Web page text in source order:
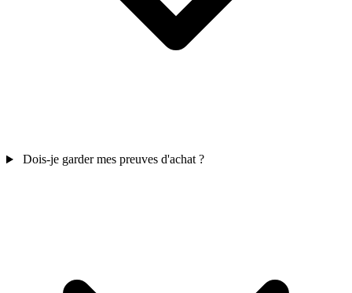
Dois-je garder mes preuves d'achat ?